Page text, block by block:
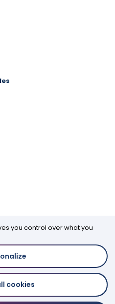
you control over what you
cookies